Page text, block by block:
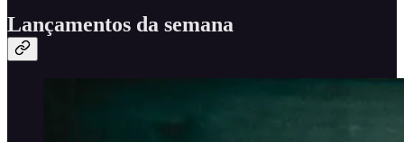
Lançamentos da semana